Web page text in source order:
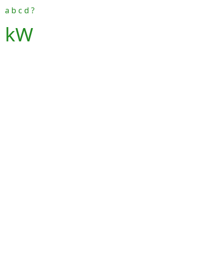
a b c d ?
kW